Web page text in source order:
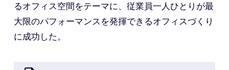
るオフィス空間をテーマに、従業員一人ひとりが最
大限のパフォーマンスを発揮できるオフィスづくり
に成功した。